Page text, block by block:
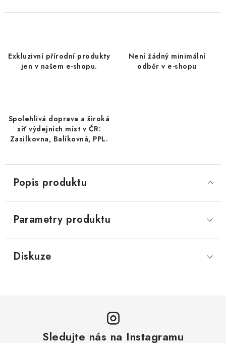
LYOFILIZOVANÉ OVOCE
KOŘENÍ / TEKUTÁ OCHUCOVADLA/OMÁČKY
SUŠENÉ OVOCE / MERUŇKY SÍŘENÉ / MERUŇKY
LYOFILIZOVANÉ OVOCE / MANGO
LYOFILIZOVANÉ OVOCE / JAHODY
OŘECHY PRAŽENÉ, SOLENÉ A DOCHUCENÉ /
PISTÁCIE PRAŽENÉ SOLENÉ
Exkluzivní přírodní produkty
jen v našem e-shopu.
Není žádný minimální
odběr v e-shopu
Spolehlivá doprava a široká
síť výdejních míst v ČR:
Zasilkovna, Balíkovná, PPL.
Popis produktu
Parametry produktu
Diskuze
Sledujte nás na Instagramu